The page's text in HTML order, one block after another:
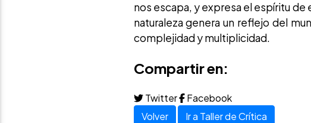
nos escapa, y expresa el espíritu de
naturaleza genera un reflejo del
complejidad y multiplicidad.
Compartir en:
Twitter Facebook
Volver
Ir a Taller de Crítica